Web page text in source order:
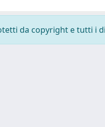
da copyright e tutti i